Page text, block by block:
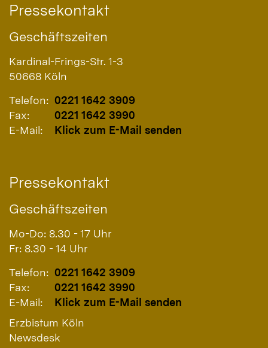
Pressekontakt
Geschäftszeiten
Kardinal-Frings-Str. 1-3
50668 Köln
Telefon: 0221 1642 3909
Fax:
0221 1642 3990
E-Mail:
Klick zum E-Mail senden
Pressekontakt
Geschäftszeiten
Mo-Do: 8.30 - 17 Uhr
Fr: 8.30 - 14 Uhr
Telefon: 0221 1642 3909
Fax:
0221 1642 3990
E-Mail:
Klick zum E-Mail senden
Erzbistum Köln
Newsdesk